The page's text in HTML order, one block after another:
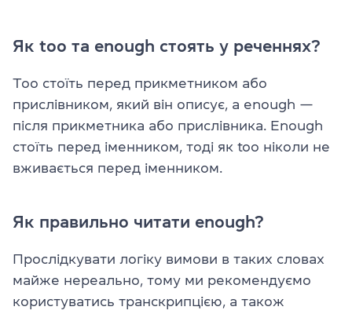
Як too та enough стоять у реченнях?
Too стоїть перед прикметником або
прислівником, який він описує, а enough —
після прикметника або прислівника. Enough
стоїть перед іменником, тоді як too ніколи не
вживається перед іменником.
Як правильно читати enough?
Прослідкувати логіку вимови в таких словах
майже нереально, тому ми рекомендуємо
користуватись транскрипцією, а також